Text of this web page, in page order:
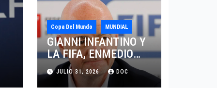
Copa Del Mundo MUNDIAL
GIANNI INFANTINO Y
LA FIFA, ENMEDIO
DEL HURACAN
JULIO 31, 2026 DOC